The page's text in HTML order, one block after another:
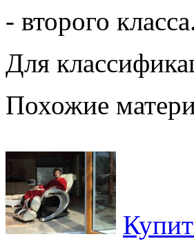
- второго
Для
Похожие